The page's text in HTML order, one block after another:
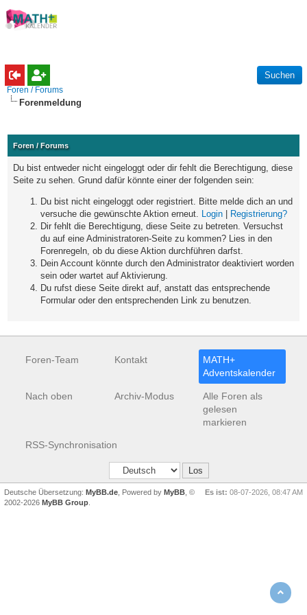
Foren / Forums
Forenmeldung
Foren / Forums
Du bist entweder nicht eingeloggt oder dir fehlt die Berechtigung, diese
Seite zu sehen. Grund dafür könnte einer der folgenden sein:
Du bist nicht eingeloggt oder registriert. Bitte melde dich an und
versuche die gewünschte Aktion erneut. Login | Registrierung?
Dir fehlt die Berechtigung, diese Seite zu betreten. Versuchst
du auf eine Administratoren-Seite zu kommen? Lies in den
Forenregeln, ob du diese Aktion durchführen darfst.
Dein Account könnte durch den Administrator deaktiviert worden
sein oder wartet auf Aktivierung.
Du rufst diese Seite direkt auf, anstatt das entsprechende
Formular oder den entsprechenden Link zu benutzen.
Foren-Team Kontakt
MATH+
Adventskalender
Nach oben Archiv-Modus
Alle Foren als
gelesen
markieren
RSS-Synchronisation
Es ist: 08-07-2026, 08:47 AM
Deutsche Übersetzung: MyBB.de , Powered by MyBB , ©
2002-2026 MyBB Group